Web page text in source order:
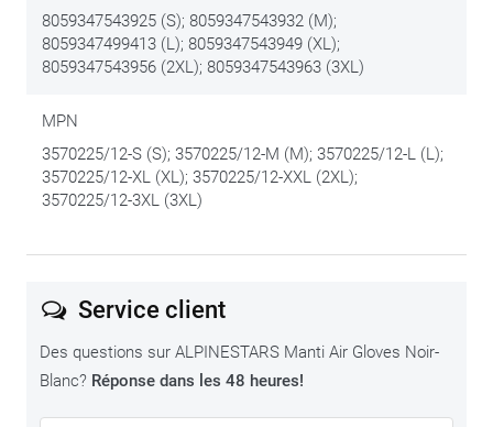
8059347543925 (S); 8059347543932 (M);
8059347499413 (L); 8059347543949 (XL);
8059347543956 (2XL); 8059347543963 (3XL)
MPN
3570225/12-S (S); 3570225/12-M (M); 3570225/12-L (L);
3570225/12-XL (XL); 3570225/12-XXL (2XL);
3570225/12-3XL (3XL)
Service client
Des questions sur ALPINESTARS Manti Air Gloves Noir-
Blanc? Réponse dans les 48 heures!